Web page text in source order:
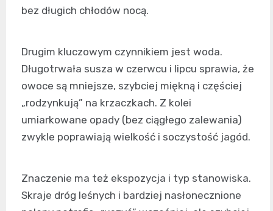
bez długich chłodów nocą.
Drugim kluczowym czynnikiem jest woda.
Długotrwała susza w czerwcu i lipcu sprawia, że
owoce są mniejsze, szybciej miękną i częściej
„rodzynkują” na krzaczkach. Z kolei
umiarkowane opady (bez ciągłego zalewania)
zwykle poprawiają wielkość i soczystość jagód.
Znaczenie ma też ekspozycja i typ stanowiska.
Skraje dróg leśnych i bardziej nasłonecznione